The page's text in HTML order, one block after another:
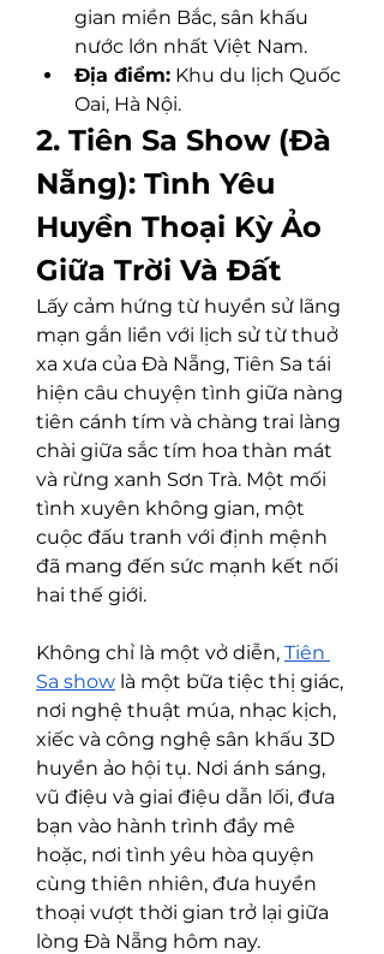
gian miền Bắc, sân khấu
nước lớn nhất Việt Nam.
Địa điểm: Khu du lịch Quốc
Oai, Hà Nội.
2. Tiên Sa Show (Đà
Nẵng): Tình Yêu
Huyền Thoại Kỳ Ảo
Giữa Trời Và Đất
Lấy cảm hứng từ huyền sử lãng
mạn gắn liền với lịch sử từ thuở
xa xưa của Đà Nẵng, Tiên Sa tái
hiện câu chuyện tình giữa nàng
tiên cánh tím và chàng trai làng
chài giữa sắc tím hoa thàn mát
và rừng xanh Sơn Trà. Một mối
tình xuyên không gian, một
cuộc đấu tranh với định mệnh
đã mang đến sức mạnh kết nối
hai thế giới.
Không chỉ là một vở diễn, Tiên
Sa show là một bữa tiệc thị giác,
nơi nghệ thuật múa, nhạc kịch,
xiếc và công nghệ sân khấu 3D
huyền ảo hội tụ. Nơi ánh sáng,
vũ điệu và giai điệu dẫn lối, đưa
bạn vào hành trình đầy mê
hoặc, nơi tình yêu hòa quyện
cùng thiên nhiên, đưa huyền
thoại vượt thời gian trở lại giữa
lòng Đà Nẵng hôm nay.